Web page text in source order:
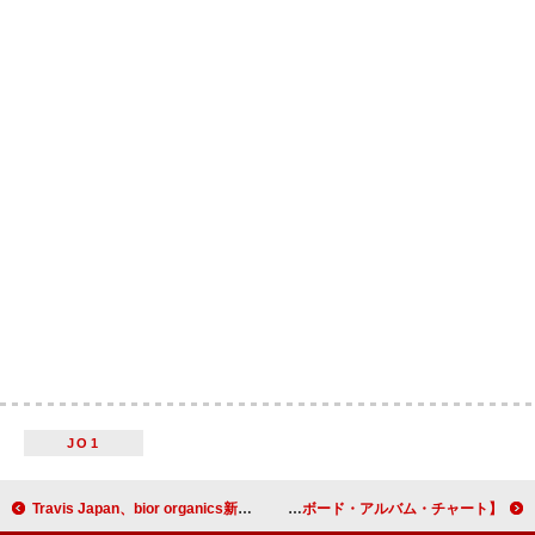
JO1
Travis Japan、bior organics新CMで“パフダンス”披露 【米ビルボード・アルバム・チャート】シザ『SOS』が約22か月ぶりに首位返り咲き、TOP10中6作をホリデー・アルバムが独占